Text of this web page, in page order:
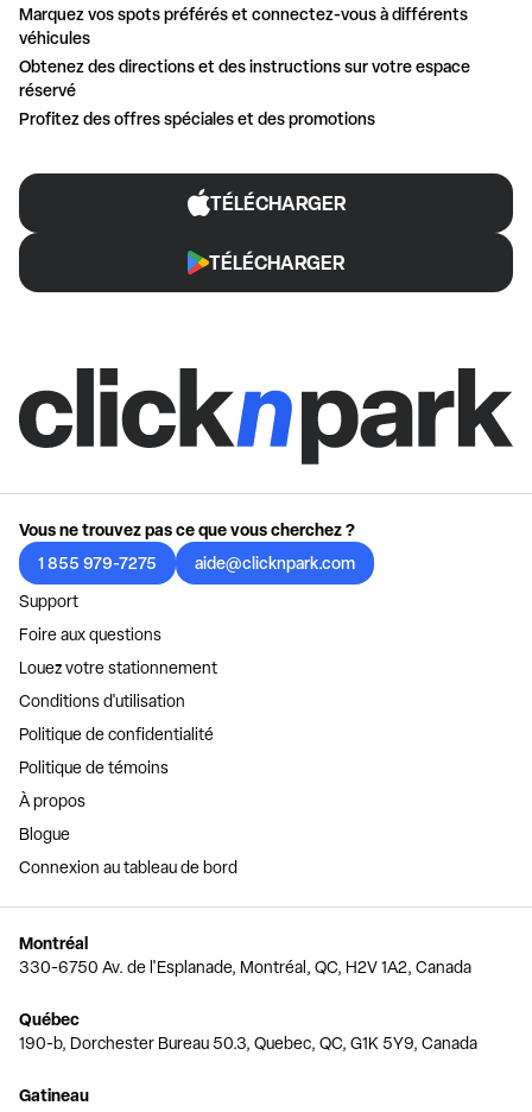
Marquez vos spots préférés et connectez-vous à différents
véhicules
Obtenez des directions et des instructions sur votre espace
réservé
Profitez des offres spéciales et des promotions
TÉLÉCHARGER
TÉLÉCHARGER
Vous ne trouvez pas ce que vous cherchez ?
1 855 979-7275
aide@clicknpark.com
Support
Foire aux questions
Louez votre stationnement
Conditions d'utilisation
Politique de confidentialité
Politique de témoins
À propos
Blogue
Connexion au tableau de bord
Montréal
330-6750 Av. de l'Esplanade, Montréal, QC, H2V 1A2, Canada
Québec
190-b, Dorchester Bureau 50.3, Quebec, QC, G1K 5Y9, Canada
Gatineau